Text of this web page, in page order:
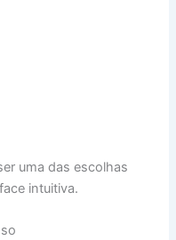
uma das escolhas
intuitiva.